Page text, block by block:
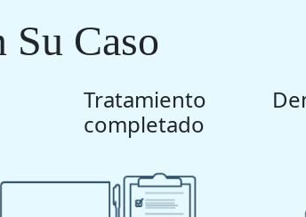
Su Caso
Tratamiento
completado